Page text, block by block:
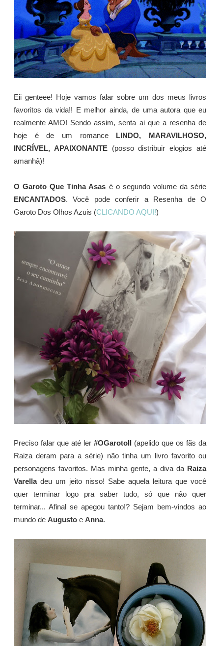
Eii genteee! Hoje vamos falar sobre um dos meus livros
favoritos da vida!! E melhor ainda, de uma autora que eu
realmente AMO! Sendo assim, senta ai que a resenha de
hoje é de um romance
LINDO, MARAVILHOSO,
INCRÍVEL, APAIXONANTE(posso distribuir elogios até
amanhã)!
O Garoto Que Tinha Asas é o segundo volume da série
ENCANTADOS. Você pode conferir a Resenha de O
Garoto Dos Olhos Azuis (CLICANDO AQUI!)
Preciso falar que até ler #OGarotoII
(apelido que os fãs da
Raiza deram para a série) não tinha um livro favorito ou
personagens favoritos. Mas minha gente, a diva da Raiza
Varelladeu um jeito nisso! Sabe aquela leitura que você
quer terminar logo pra saber tudo, só que não quer
terminar... Afinal se apegou tanto!? Sejam bem-vindos ao
mundo de Augusto e Anna.